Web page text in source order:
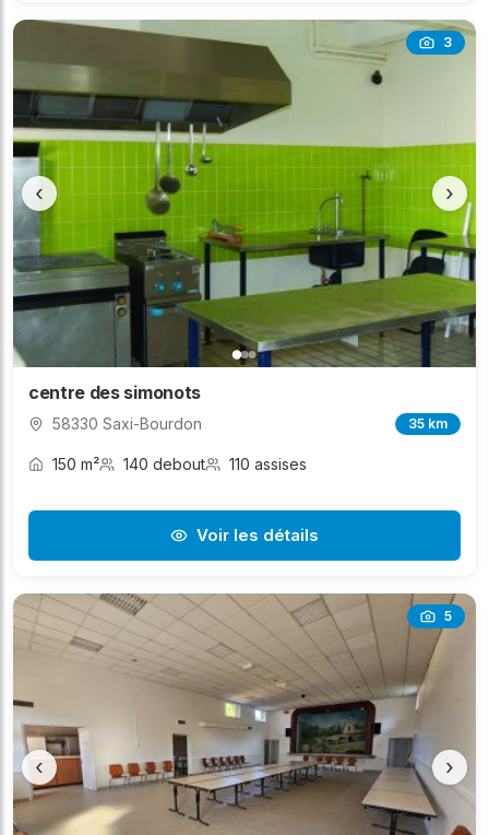
3
‹ ›
centre des simonots
58330 Saxi-Bourdon 35 km
150 m² 140 debout 110 assises
Voir les détails
5
‹ ›